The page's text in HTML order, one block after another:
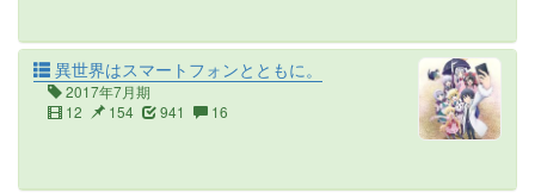
異世界はスマートフォンとともに。
2017年7月期
12
154 941 16